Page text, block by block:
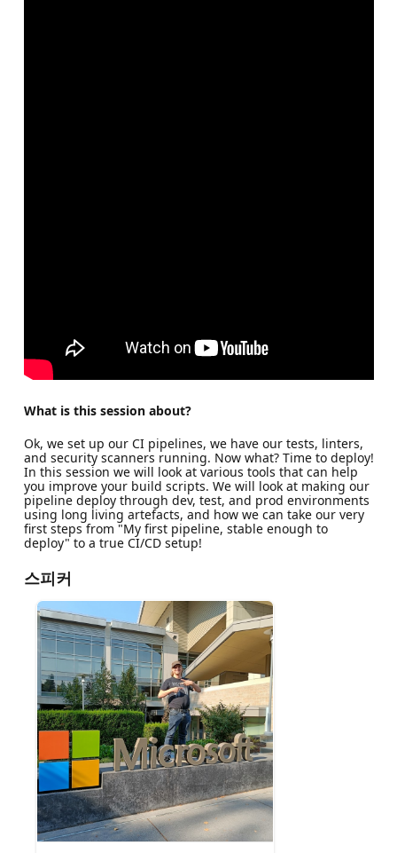
What is this session about?
Ok, we set up our CI pipelines, we have our tests, linters,
and security scanners running. Now what? Time to deploy!
In this session we will look at various tools that can help
you improve your build scripts. We will look at making our
pipeline deploy through dev, test, and prod environments
using long living artefacts, and how we can take our very
first steps from "My first pipeline, stable enough to
deploy" to a true CI/CD setup!
스피커